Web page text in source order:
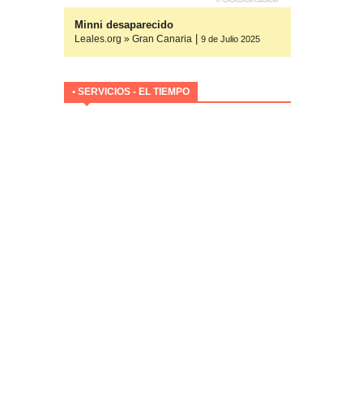
Minni desaparecido
Leales.org » Gran Canaria 9 de Julio 2025
• SERVICIOS - EL TIEMPO